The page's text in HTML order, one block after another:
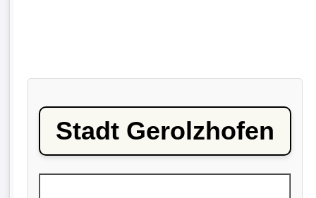
Stadt Gerolzhofen